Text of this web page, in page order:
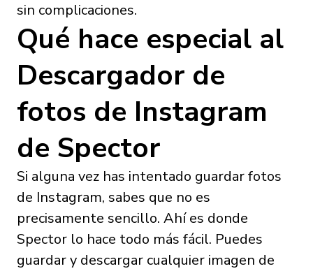
sin complicaciones.
Qué hace especial al
Descargador de
fotos de Instagram
de Spector
Si alguna vez has intentado guardar fotos
de Instagram, sabes que no es
precisamente sencillo. Ahí es donde
Spector lo hace todo más fácil. Puedes
guardar y descargar cualquier imagen de